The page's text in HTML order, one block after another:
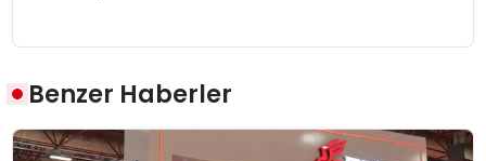
Benzer Haberler